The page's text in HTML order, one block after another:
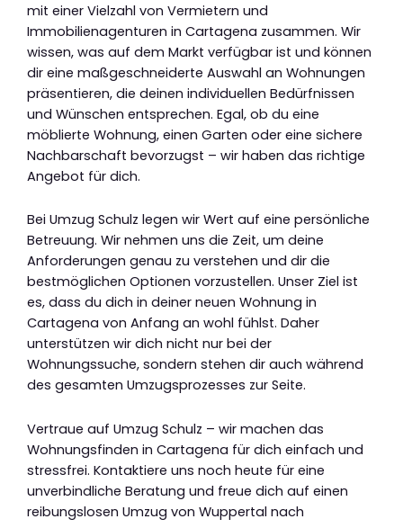
mit einer Vielzahl von Vermietern und
Immobilienagenturen in Cartagena zusammen. Wir
wissen, was auf dem Markt verfügbar ist und können
dir eine maßgeschneiderte Auswahl an Wohnungen
präsentieren, die deinen individuellen Bedürfnissen
und Wünschen entsprechen. Egal, ob du eine
möblierte Wohnung, einen Garten oder eine sichere
Nachbarschaft bevorzugst – wir haben das richtige
Angebot für dich.
Bei Umzug Schulz legen wir Wert auf eine persönliche
Betreuung. Wir nehmen uns die Zeit, um deine
Anforderungen genau zu verstehen und dir die
bestmöglichen Optionen vorzustellen. Unser Ziel ist
es, dass du dich in deiner neuen Wohnung in
Cartagena von Anfang an wohl fühlst. Daher
unterstützen wir dich nicht nur bei der
Wohnungssuche, sondern stehen dir auch während
des gesamten Umzugsprozesses zur Seite.
Vertraue auf Umzug Schulz – wir machen das
Wohnungsfinden in Cartagena für dich einfach und
stressfrei. Kontaktiere uns noch heute für eine
unverbindliche Beratung und freue dich auf einen
reibungslosen Umzug von Wuppertal nach